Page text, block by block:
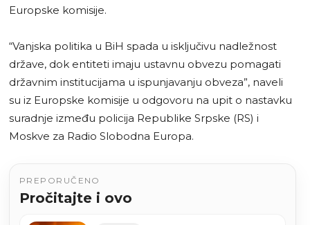
Europske komisije.
“Vanjska politika u BiH spada u isključivu nadležnost
države, dok entiteti imaju ustavnu obvezu pomagati
državnim institucijama u ispunjavanju obveza”, naveli
su iz Europske komisije u odgovoru na upit o nastavku
suradnje između policija Republike Srpske (RS) i
Moskve za Radio Slobodna Europa.
PREPORUČENO
Pročitajte i ovo